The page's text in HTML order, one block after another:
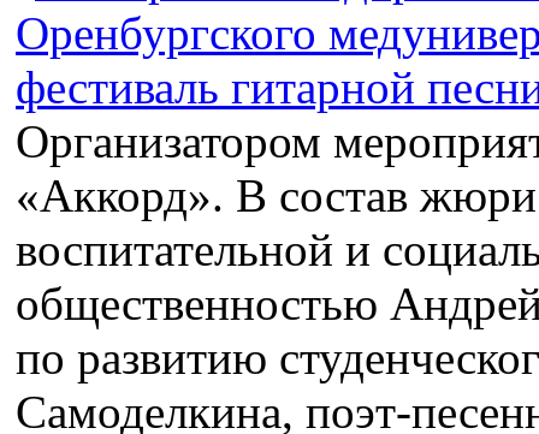
Организатором
«Аккорд». В состав
воспитательной и
общественностью
по развитию
Самоделкина, поэт-